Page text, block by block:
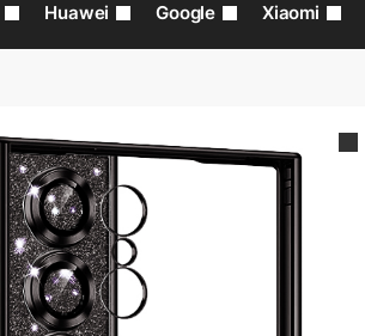
Huawei Google Xiaomi